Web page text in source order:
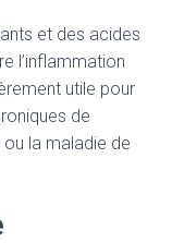
et des acides
l’inflammation
utile pour
de
la maladie de